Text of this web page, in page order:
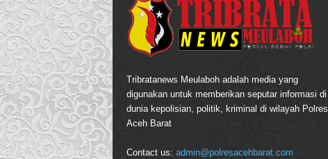
Tribratanews Meulaboh adalah media yang
digunakan untuk memberikan seputar informasi di
dunia kepolisian, politik, kriminal di wilayah Polres
Aceh Barat
Contact us: admin@polresacehbarat.com